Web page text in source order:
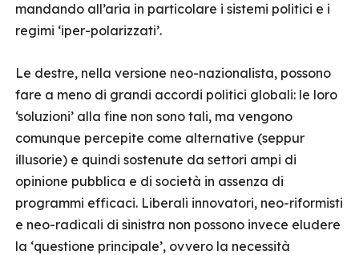
mandando all’aria in particolare i sistemi politici e i
regimi ‘iper-polarizzati’.
Le destre, nella versione neo-nazionalista, possono
fare a meno di grandi accordi politici globali: le loro
‘soluzioni’ alla fine non sono tali, ma vengono
comunque percepite come alternative (seppur
illusorie) e quindi sostenute da settori ampi di
opinione pubblica e di società in assenza di
programmi efficaci. Liberali innovatori, neo-riformisti
e neo-radicali di sinistra non possono invece eludere
la ‘questione principale’, ovvero la necessità